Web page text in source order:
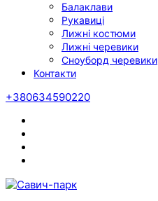
Балаклави
Рукавиці
Лижні костюми
Лижні черевики
Сноуборд черевики
Контакти
+380634590220